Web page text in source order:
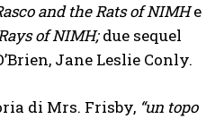
and the Rats of NIMHe
of NIMH;due sequel
Jane Leslie Conly.
di Mrs. Frisby, “un topo